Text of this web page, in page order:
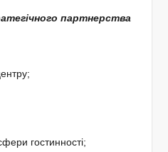
партнерства
гостинності;